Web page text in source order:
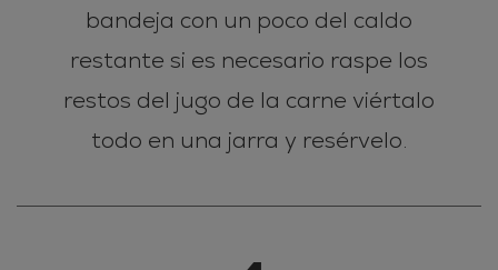
bandeja con un poco del caldo
restante si es necesario raspe los
restos del jugo de la carne viértalo
todo en una jarra y resérvelo.